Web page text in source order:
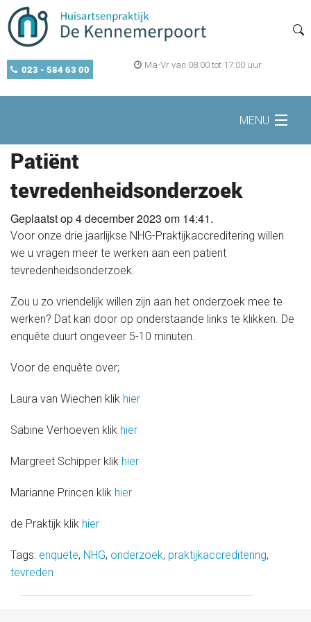
023 - 584 63 00 Ma-Vr van 08:00 tot 17:00 uur
MENU
Home
Zelf regelen
Openingstijden
Medische informatie
Contact
Actueel
Patiënt
tevredenheidsonderzoek
Geplaatst op 4 december 2023 om 14:41.
Voor onze drie jaarlijkse NHG-Praktijkaccreditering willen
we u vragen meer te werken aan een patient
tevredenheidsonderzoek.
Zou u zo vriendelijk willen zijn aan het onderzoek mee te
werken? Dat kan door op onderstaande links te klikken. De
enquête duurt ongeveer 5-10 minuten.
Voor de enquête over;
Laura van Wiechen klik hier
Sabine Verhoeven klik hier
Margreet Schipper klik hier
Marianne Princen klik hier
de Praktijk klik hier
Tags: enquete, NHG, onderzoek, praktijkaccreditering,
tevreden